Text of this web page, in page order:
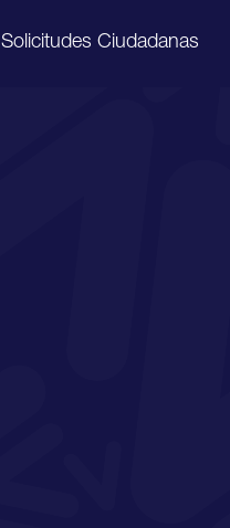
Solicitudes Ciudadanas